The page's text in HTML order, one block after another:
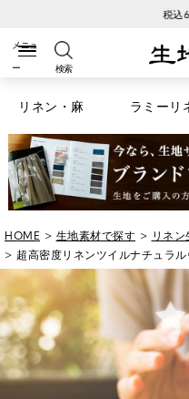
税込6600円以
検索
リネン・麻 ラミーリ
HOME 生地素材で探す リネ
超高密度リネンツイルナチュラ